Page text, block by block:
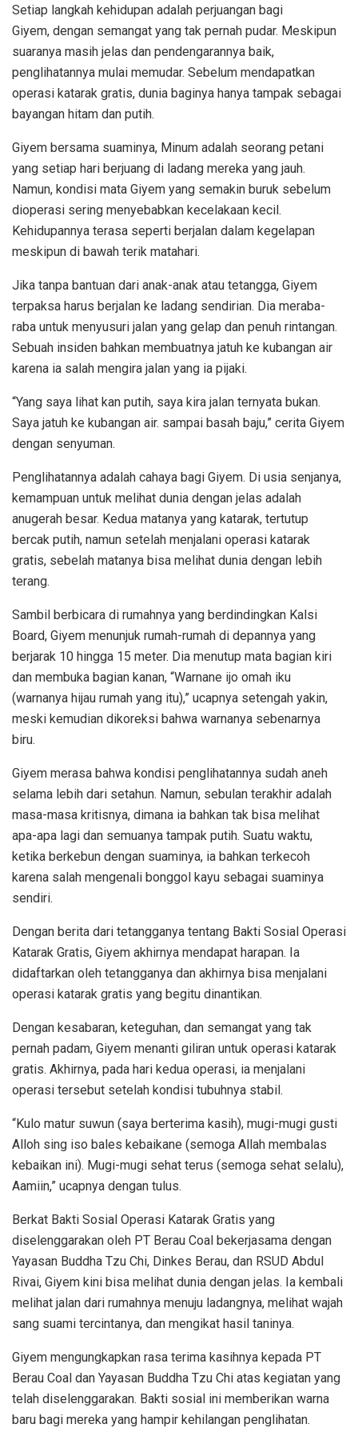
Setiap langkah kehidupan adalah perjuangan bagi
Giyem, dengan semangat yang tak pernah pudar. Meskipun
suaranya masih jelas dan pendengarannya baik,
penglihatannya mulai memudar. Sebelum mendapatkan
operasi katarak gratis, dunia baginya hanya tampak sebagai
bayangan hitam dan putih.
Giyem bersama suaminya, Minum adalah seorang petani
yang setiap hari berjuang di ladang mereka yang jauh.
Namun, kondisi mata Giyem yang semakin buruk sebelum
dioperasi sering menyebabkan kecelakaan kecil.
Kehidupannya terasa seperti berjalan dalam kegelapan
meskipun di bawah terik matahari.
Jika tanpa bantuan dari anak-anak atau tetangga, Giyem
terpaksa harus berjalan ke ladang sendirian. Dia meraba-
raba untuk menyusuri jalan yang gelap dan penuh rintangan.
Sebuah insiden bahkan membuatnya jatuh ke kubangan air
karena ia salah mengira jalan yang ia pijaki.
“Yang saya lihat kan putih, saya kira jalan ternyata bukan.
Saya jatuh ke kubangan air. sampai basah baju,” cerita Giyem
dengan senyuman.
Penglihatannya adalah cahaya bagi Giyem. Di usia senjanya,
kemampuan untuk melihat dunia dengan jelas adalah
anugerah besar. Kedua matanya yang katarak, tertutup
bercak putih, namun setelah menjalani operasi katarak
gratis, sebelah matanya bisa melihat dunia dengan lebih
terang.
Sambil berbicara di rumahnya yang berdindingkan Kalsi
Board, Giyem menunjuk rumah-rumah di depannya yang
berjarak 10 hingga 15 meter. Dia menutup mata bagian kiri
dan membuka bagian kanan, “Warnane ijo omah iku
(warnanya hijau rumah yang itu),” ucapnya setengah yakin,
meski kemudian dikoreksi bahwa warnanya sebenarnya
biru.
Giyem merasa bahwa kondisi penglihatannya sudah aneh
selama lebih dari setahun. Namun, sebulan terakhir adalah
masa-masa kritisnya, dimana ia bahkan tak bisa melihat
apa-apa lagi dan semuanya tampak putih. Suatu waktu,
ketika berkebun dengan suaminya, ia bahkan terkecoh
karena salah mengenali bonggol kayu sebagai suaminya
sendiri.
Dengan berita dari tetangganya tentang Bakti Sosial Operasi
Katarak Gratis, Giyem akhirnya mendapat harapan. Ia
didaftarkan oleh tetangganya dan akhirnya bisa menjalani
operasi katarak gratis yang begitu dinantikan.
Dengan kesabaran, keteguhan, dan semangat yang tak
pernah padam, Giyem menanti giliran untuk operasi katarak
gratis. Akhirnya, pada hari kedua operasi, ia menjalani
operasi tersebut setelah kondisi tubuhnya stabil.
“Kulo matur suwun (saya berterima kasih), mugi-mugi gusti
Alloh sing iso bales kebaikane (semoga Allah membalas
kebaikan ini). Mugi-mugi sehat terus (semoga sehat selalu),
Aamiin,” ucapnya dengan tulus.
Berkat Bakti Sosial Operasi Katarak Gratis yang
diselenggarakan oleh PT Berau Coal bekerjasama dengan
Yayasan Buddha Tzu Chi, Dinkes Berau, dan RSUD Abdul
Rivai, Giyem kini bisa melihat dunia dengan jelas. Ia kembali
melihat jalan dari rumahnya menuju ladangnya, melihat wajah
sang suami tercintanya, dan mengikat hasil taninya.
Giyem mengungkapkan rasa terima kasihnya kepada PT
Berau Coal dan Yayasan Buddha Tzu Chi atas kegiatan yang
telah diselenggarakan. Bakti sosial ini memberikan warna
baru bagi mereka yang hampir kehilangan penglihatan.